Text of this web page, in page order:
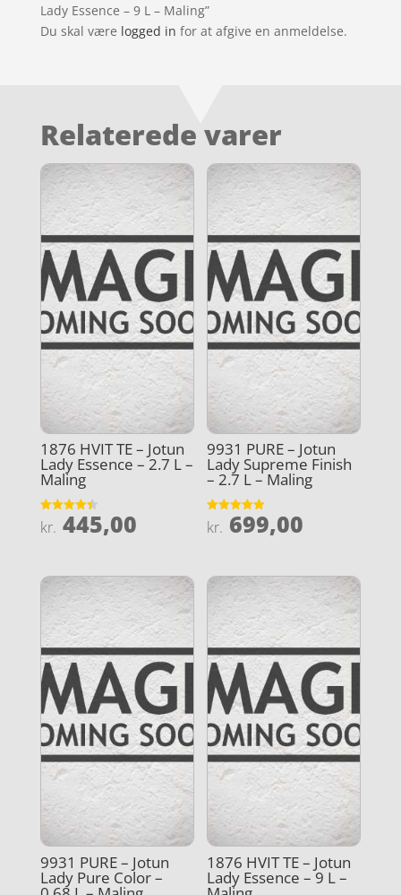
Lady Essence – 9 L – Maling”
Du skal være logged in for at afgive en anmeldelse.
Relaterede varer
1876 HVIT TE – Jotun
Lady Essence – 2.7 L –
Maling
Vurderet
4.4
kr. 445,00
9931 PURE – Jotun
Lady Supreme Finish
– 2.7 L – Maling
Vurderet
4.9
kr. 699,00
9931 PURE – Jotun
Lady Pure Color –
1876 HVIT TE – Jotun
Lady Essence – 9 L –